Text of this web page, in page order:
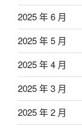
2025 年 6 月
2025 年 5 月
2025 年 4 月
2025 年 3 月
2025 年 2 月